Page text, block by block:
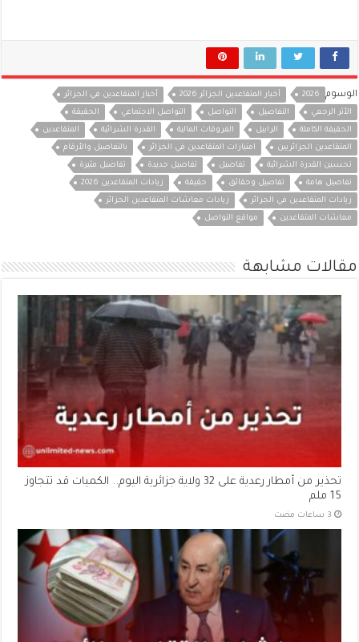
الوسوم 2026 أخبار المتقاعدين الجزائر 2026
أخبار المتقاعدين في الجزائر
الأثر الرجعي
التفاصيل التواصل التواصل الاجتماعي
الحقيقة
الحقيقة الكاملة
الرابيل الفروقات المالية القدرة الشرائية
المتقاعدين
المتقاعدين الجزائريين
امتيازات المتقاعدين في الجزائر
بالتفاصيل والأرقام
تحسين القدرة الشرائية
تفاصيل تفاصيل جديدة
تفاصيل مثيرة
تفاصيل هامة
تفاصيل وحقائق حقيقة
زيادات المتقاعدين 2026
زيادات المتقاعدين في الجزائر
زيادات معاشات المتقاعدين الجزائر
معاشات المتقاعدين
مواقع التواصل
مقالات مشابهة
تحذير من أمطار رعدية على 32 ولاية جزائرية اليوم.. الكميات قد تتجاوز
15 ملم